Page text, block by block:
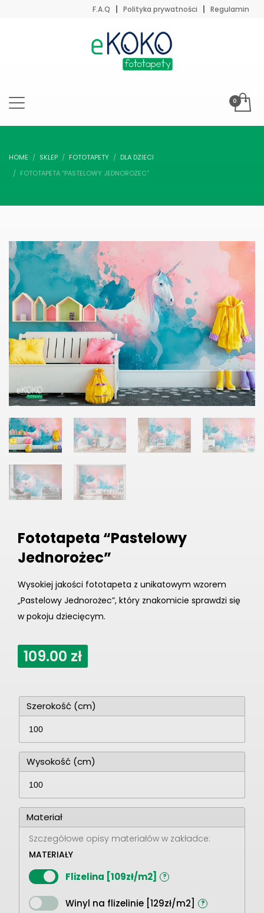
F.A.Q Polityka prywatności Regulamin
HOME SKLEP FOTOTAPETY
DLA DZIECI
FOTOTAPETA “PASTELOWY JEDNOROŻEC”
Fototapeta “Pastelowy
Jednorożec”
Wysokiej jakości fototapeta z unikatowym wzorem
„Pastelowy Jednorożec”, który znakomicie sprawdzi się
w pokoju dziecięcym.
109.00 zł
Szerokość (cm)
Wysokość (cm)
Materiał
Szczegółowe opisy materiałów w zakładce:
MATERIAŁY
Flizelina [109zł/m2] ?
Winyl na flizelinie [129zł/m2] ?